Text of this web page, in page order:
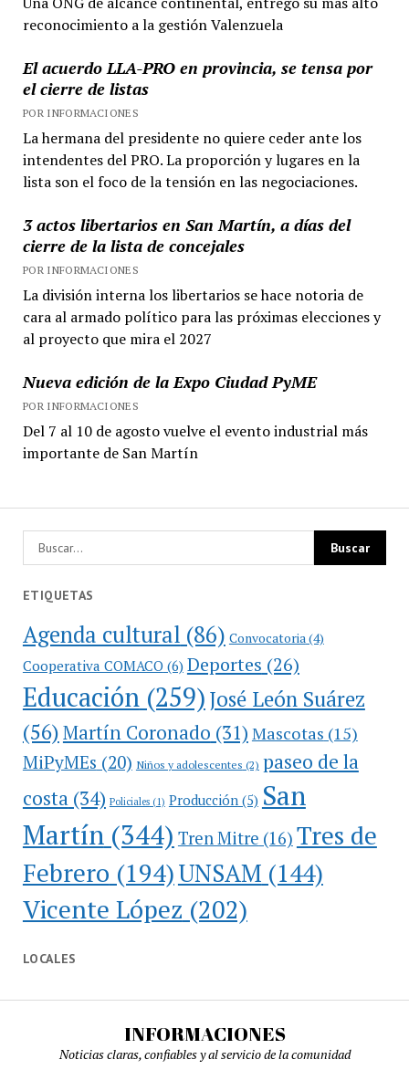
reconocimiento a la gestión Valenzuela
El acuerdo LLA-PRO en provincia, se tensa por
el cierre de listas
POR INFORMACIONES
La hermana del presidente no quiere ceder ante los
intendentes del PRO. La proporción y lugares en la
lista son el foco de la tensión en las negociaciones.
3 actos libertarios en San Martín, a días del
cierre de la lista de concejales
POR INFORMACIONES
La división interna los libertarios se hace notoria de
cara al armado político para las próximas elecciones y
al proyecto que mira el 2027
Nueva edición de la Expo Ciudad PyME
POR INFORMACIONES
Del 7 al 10 de agosto vuelve el evento industrial más
importante de San Martín
ETIQUETAS
Agenda cultural (86) Convocatoria (4)
Cooperativa COMACO(6) Deportes (26)
Educación(259)José León Suárez
(56)Martín Coronado (31) Mascotas (15)
MiPyMEs (20) Niños y adolescentes (2) paseo de la
costa(34) Policiales(1) Producción(5) San
Martín(344) Tren Mitre (16) Tres de
Febrero (194)UNSAM (144)
Vicente López (202)
LOCALES
INFORMACIONES
Noticias claras, confiables y al servicio de la comunidad